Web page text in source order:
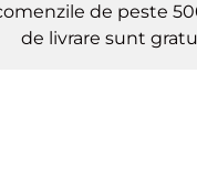
de peste
de livrare sunt